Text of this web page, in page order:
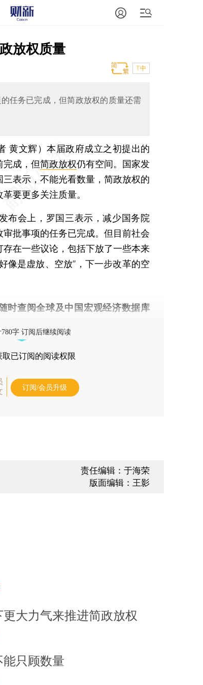
放权质量
T中
任务已完成，但简政放权的质量还需
黄文辉）本届政府成立之初提出的
完成，但简政放权仍有空间。国家发
表示，不能光看数量，简政放权的
要更多关注质量。
会上，罗国三表示，减少国务院
批事项的任务已完成。但目前社会
存在一些议论，包括下放了一些本来
像是虚放、空放”，下一步改革的空
时查阅全球及中国宏观经济数据库
字 订阅后继续阅读
取已订阅的阅读权限
订阅/会员升级
责任编辑：于海荣
版面编辑：王影
大力气来推进简政放权
只顾数量